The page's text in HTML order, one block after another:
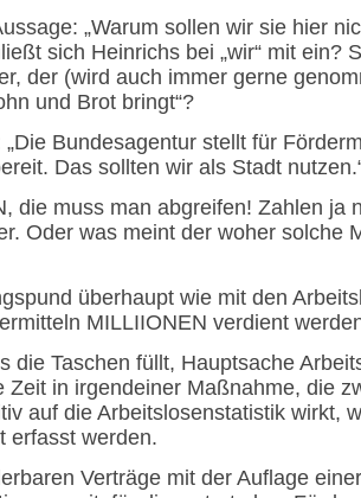
„Warum sollen wir sie hier
sich Heinrichs bei „wir“ mit ein?
der (wird auch immer gerne
und Brot bringt“?
Bundesagentur stellt für
Das sollten wir als Stadt
die muss man abgreifen! Zahlen ja
Oder was meint der woher solche
überhaupt wie mit den
MILLIIONEN verdient
die Taschen füllt, Hauptsache
Zeit in irgendeiner Maßnahme, die
auf die Arbeitslosenstatistik wirkt,
erfasst werden.
Verträge mit der Auflage einer